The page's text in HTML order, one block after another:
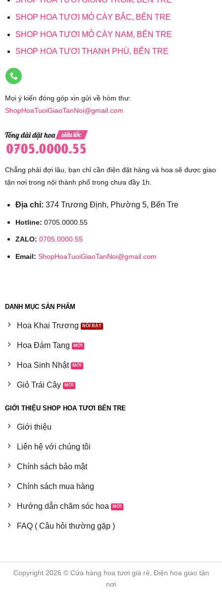
SHOP HOA TƯƠI MỎ CÀY BẮC, BẾN TRE
SHOP HOA TƯƠI MỎ CÀY NAM, BẾN TRE
SHOP HOA TƯƠI THẠNH PHÚ, BẾN TRE
Mọi ý kiến đóng góp xin gửi về hòm thư:
ShopHoaTuoiGiaoTanNoi@gmail.com
Chẳng phải đợi lâu, bạn chỉ cần điện đặt hàng và hoa sẽ được giao
tận nơi trong nội thành phố trong chưa đầy 1h.
Địa chỉ: 374 Trương Định, Phường 5, Bến Tre
Hotline: 0705.0000.55
ZALO: 0705.0000.55
Email: ShopHoaTuoiGiaoTanNoi@gmail.com
DANH MỤC SẢN PHẨM
Hoa Khai Trương
Hoa Đám Tang
Hoa Sinh Nhật
Giỏ Trái Cây
GIỚI THIỆU SHOP HOA TƯƠI BẾN TRE
Giới thiệu
Liên hệ với chúng tôi
Chính sách bảo mật
Chính sách mua hàng
Hướng dẫn chăm sóc hoa
FAQ ( Câu hỏi thường gặp )
Copyright 2026 © Cửa hàng hoa tươi giá rẻ, Điện hoa giao tận
nơi